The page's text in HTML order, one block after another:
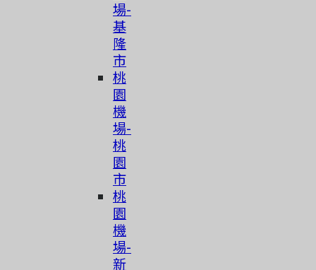
場-
基
隆
市
桃
園
機
場-
桃
園
市
桃
園
機
場-
新